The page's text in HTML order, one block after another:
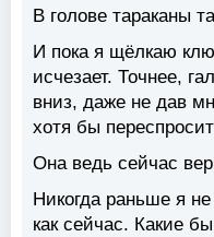
В голове тараканы
И пока я щёлкаю
исчезает. Точнее,
вниз, даже не дав
хотя бы
Она ведь сейчас
Никогда раньше я
как сейчас. Какие